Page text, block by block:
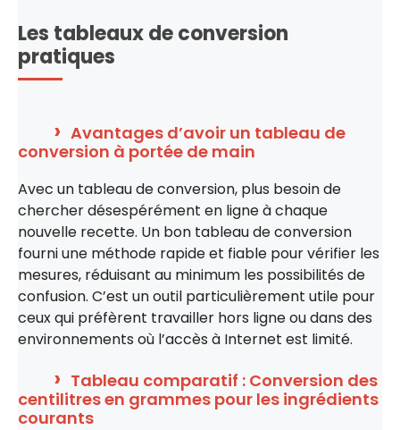
Les tableaux de conversion
pratiques
Avantages d’avoir un tableau de
conversion à portée de main
Avec un tableau de conversion, plus besoin de
chercher désespérément en ligne à chaque
nouvelle recette. Un bon tableau de conversion
fourni une méthode rapide et fiable pour vérifier les
mesures, réduisant au minimum les possibilités de
confusion. C’est un outil particulièrement utile pour
ceux qui préfèrent travailler hors ligne ou dans des
environnements où l’accès à Internet est limité.
Tableau comparatif : Conversion des
centilitres en grammes pour les ingrédients
courants